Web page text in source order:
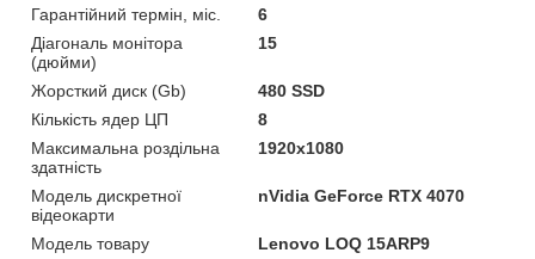
Гарантійний термін, міс.
6
Діагональ монітора
(дюйми)
15
Жорсткий диск (Gb)
480 SSD
Кількість ядер ЦП
8
Максимальна роздільна
здатність
1920x1080
Модель дискретної
відеокарти
nVidia GeForce RTX 4070
Модель товару
Lenovo LOQ 15ARP9